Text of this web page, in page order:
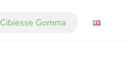
Cibiesse Gomma